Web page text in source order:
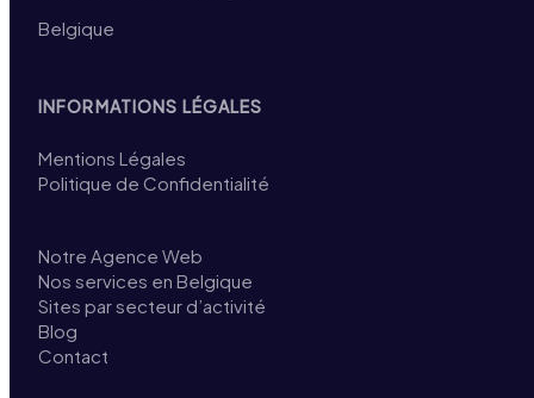
Belgique
INFORMATIONS LÉGALES
Mentions Légales
Politique de Confidentialité
Notre Agence Web
Nos services en Belgique
Sites par secteur d’activité
Blog
Contact